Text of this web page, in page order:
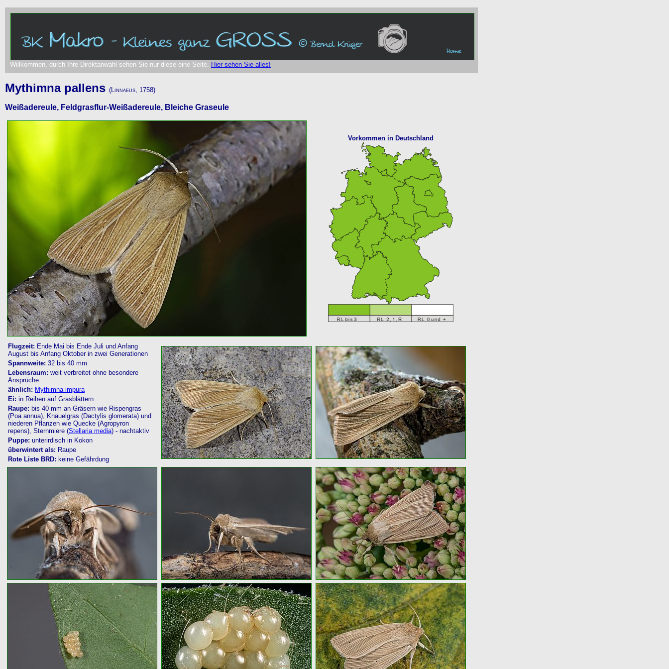
Willkommen, durch Ihre Direktanwahl sehen Sie nur diese eine Seite. Hier sehen Sie alles!
Mythimna pallens (Linnaeus, 1758)
Weißadereule, Feldgrasflur-Weißadereule, Bleiche Graseule
Vorkommen in Deutschland
Flugzeit: Ende Mai bis Ende Juli und Anfang
August bis Anfang Oktober in zwei Generationen
Spannweite: 32 bis 40 mm
Lebensraum: weit verbreitet ohne besondere
Ansprüche
ähnlich: Mythimna impura
Ei: in Reihen auf Grasblättern
Raupe: bis 40 mm an Gräsern wie Rispengras
(Poa annua), Knäuelgras (Dactylis glomerata) und
niederen Pflanzen wie Quecke (Agropyron
repens), Sternmiere (Stellaria media) - nachtaktiv
Puppe: unterirdisch in Kokon
überwintert als: Raupe
Rote Liste BRD: keine Gefährdung